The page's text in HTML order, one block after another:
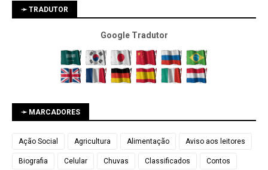
➛ TRADUTOR
Google Tradutor
➛ MARCADORES
Ação Social Agricultura Alimentação Aviso aos leitores
Biografia Celular Chuvas Classificados Contos